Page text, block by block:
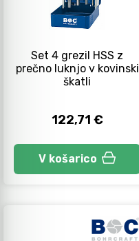
Set 4 grezil HSS z
prečno luknjo v kovinski
škatli
122,71 €
V košarico